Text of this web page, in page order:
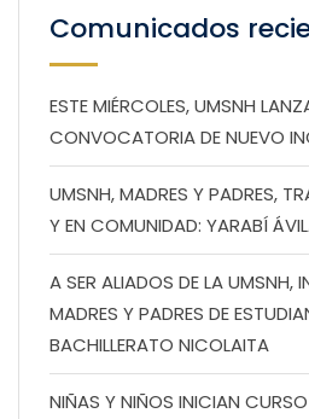
Comunicados
ESTE MIÉRCOLES, UMSNH
CONVOCATORIA DE NUEVO
UMSNH, MADRES Y PADRES,
Y EN COMUNIDAD: YARABÍ
A SER ALIADOS DE LA UMSNH,
MADRES Y PADRES DE
BACHILLERATO NICOLAITA
NIÑAS Y NIÑOS INICIAN